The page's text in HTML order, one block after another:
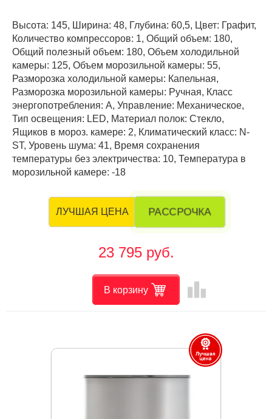
Высота: 145, Ширина: 48, Глубина: 60,5, Цвет: Графит,
Количество компрессоров: 1, Общий объем: 180,
Общий полезный объем: 180, Объем холодильной
камеры: 125, Объем морозильной камеры: 55,
Разморозка холодильной камеры: Капельная,
Разморозка морозильной камеры: Ручная, Класс
энергопотребления: А, Управление: Механическое,
Тип освещения: LED, Материал полок: Стекло,
Ящиков в мороз. камере: 2, Климатический класс: N-
ST, Уровень шума: 41, Время сохранения
температуры без электричества: 10, Температура в
морозильной камере: -18
ЛУЧШАЯ ЦЕНА РАССРОЧКА
23 795 руб.
В корзину leaderboard